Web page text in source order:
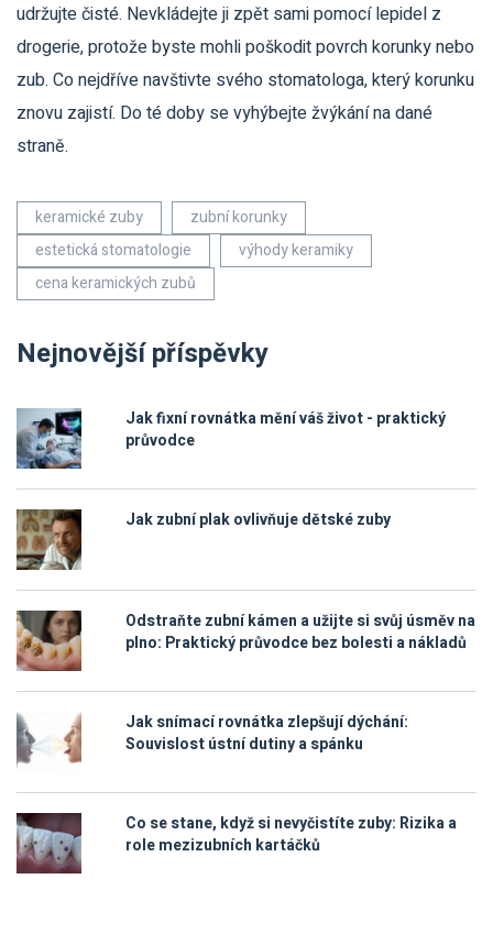
udržujte čisté. Nevkládejte ji zpět sami pomocí lepidel z
drogerie, protože byste mohli poškodit povrch korunky nebo
zub. Co nejdříve navštivte svého stomatologa, který korunku
znovu zajistí. Do té doby se vyhýbejte žvýkání na dané
straně.
keramické zuby
zubní korunky
estetická stomatologie
výhody keramiky
cena keramických zubů
Nejnovější příspěvky
Jak fixní rovnátka mění váš život - praktický
průvodce
Jak zubní plak ovlivňuje dětské zuby
Odstraňte zubní kámen a užijte si svůj úsměv na
plno: Praktický průvodce bez bolesti a nákladů
Jak snímací rovnátka zlepšují dýchání:
Souvislost ústní dutiny a spánku
Co se stane, když si nevyčistíte zuby: Rizika a
role mezizubních kartáčků